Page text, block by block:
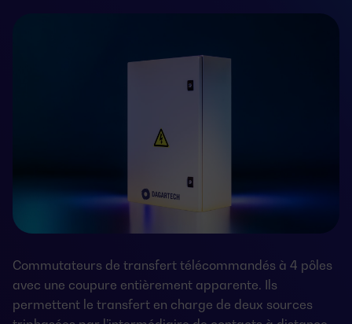
Commutateurs de transfert télécommandés à 4 pôles
avec une coupure entièrement apparente. Ils
permettent le transfert en charge de deux sources